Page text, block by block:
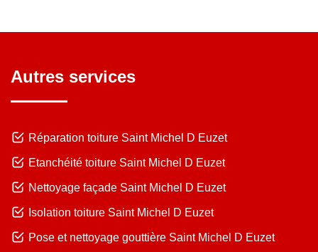
Autres services
Réparation toiture Saint Michel D Euzet
Etanchéité toiture Saint Michel D Euzet
Nettoyage façade Saint Michel D Euzet
Isolation toiture Saint Michel D Euzet
Pose et nettoyage gouttière Saint Michel D Euzet